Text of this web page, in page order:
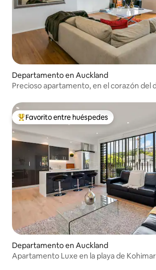
Departamento en Auckland
Precioso apartamento, en el corazón del
Favorito entre los huéspedes más
Favorito entre huéspedes
Departamento en Auckland
Apartamento Luxe en la playa de